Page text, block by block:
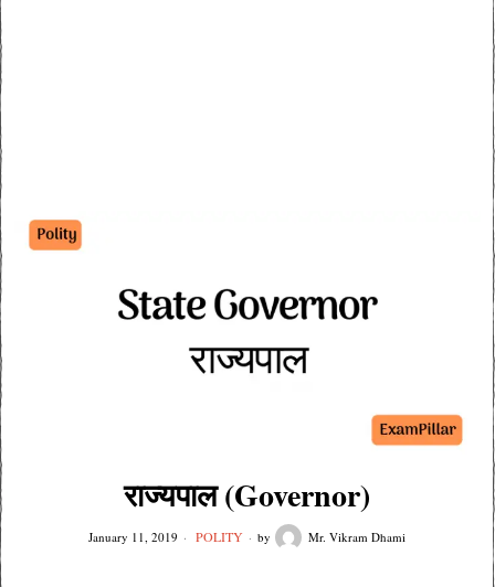
राज्यपाल (Governor)
January 11, 2019 POLITY by Mr. Vikram Dhami